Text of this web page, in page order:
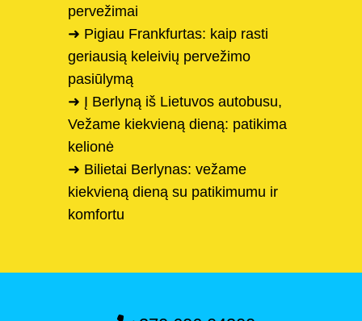
pervežimai
➜ Pigiau Frankfurtas: kaip rasti
geriausią keleivių pervežimo
pasiūlymą
➜ Į Berlyną iš Lietuvos autobusu,
Vežame kiekvieną dieną: patikima
kelionė
➜ Bilietai Berlynas: vežame
kiekvieną dieną su patikimumu ir
komfortu